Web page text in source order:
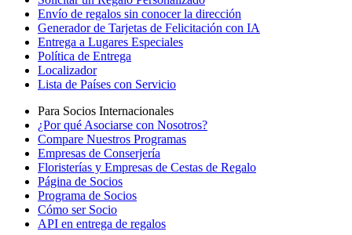
Envío de regalos sin conocer la dirección
Generador de Tarjetas de Felicitación con IA
Entrega a Lugares Especiales
Política de Entrega
Localizador
Lista de Países con Servicio
Para Socios Internacionales
¿Por qué Asociarse con Nosotros?
Compare Nuestros Programas
Empresas de Conserjería
Floristerías y Empresas de Cestas de Regalo
Página de Socios
Programa de Socios
Cómo ser Socio
API en entrega de regalos